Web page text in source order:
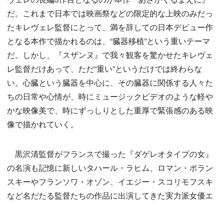
だ。これまで日本では映画祭などの限定的な上映のみだっ
たキレヴェレ監督にとって、満を辞しての日本デビュー作
となる本作で描かれるのは、“臓器移植”という重いテーマ
だ。しかし、『スザンヌ』で我々観客を驚かせたキレヴェ
レ監督だけあって、ただ“重い”というだけでは終わらな
い。心臓という臓器を中心に、その臓器に関係する人々た
ちの日常や心情が、時にミュージックビデオのような軽や
かな映像美で、時にずっしりとした重厚で緊張感のある映
像で描かれていく。
黒沢清監督がフランスで撮った『ダゲレオタイプの女』
の名演も記憶に新しいタハール・ラヒム、ロマン・ポラン
スキーやフランソワ・オゾン、イエジー・スコリモフスキ
など名だたる監督たちの作品に出演してきた実力派女優エ